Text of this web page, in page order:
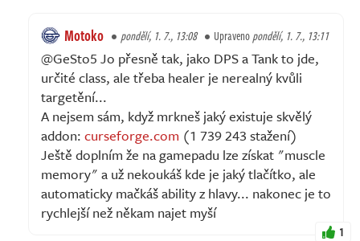
Motoko pondělí, 1. 7., 13:08 Upravenopondělí, 1. 7., 13:11
@GeSto5 Jo přesně tak, jako DPS a Tank to jde,
určité class, ale třeba healer je nerealný kvůli
targetění...
A nejsem sám, když mrkneš jaký existuje skvělý
addon: curseforge.com (1 739 243 stažení)
Ještě doplním že na gamepadu lze získat "muscle
memory" a už nekoukáš kde je jaký tlačítko, ale
automaticky mačkáš ability z hlavy... nakonec je to
rychlejší než někam najet myší
1